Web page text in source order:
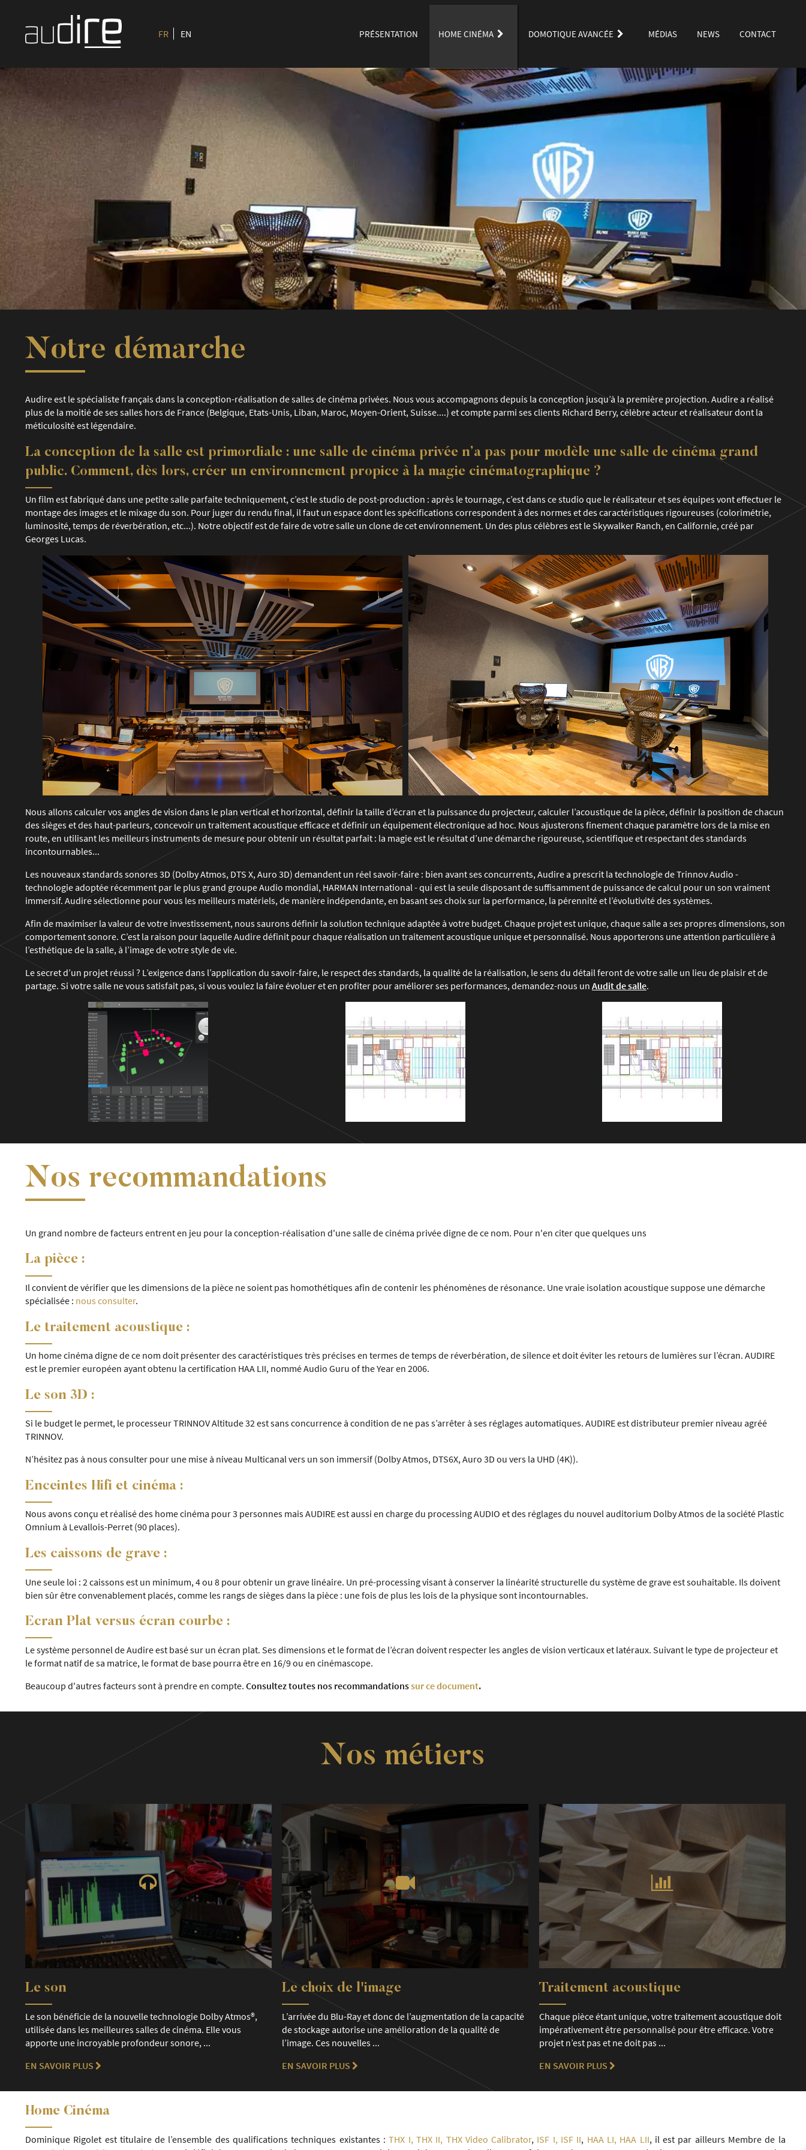
FR EN PRÉSENTATION HOME CINÉMA DOMOTIQUE AVANCÉE MÉDIAS NEWS CONTACT
Notre démarche
Audire est le spécialiste français dans la conception-réalisation de salles de cinéma privées. Nous vous accompagnons depuis la conception jusqu’à la première projection. Audire a réalisé
plus de la moitié de ses salles hors de France (Belgique, Etats-Unis, Liban, Maroc, Moyen-Orient, Suisse....) et compte parmi ses clients Richard Berry, célèbre acteur et réalisateur dont la
méticulosité est légendaire.
La conception de la salle est primordiale : une salle de cinéma privée n’a pas pour modèle une salle de cinéma grand
public. Comment, dès lors, créer un environnement propice à la magie cinématographique ?
Un film est fabriqué dans une petite salle parfaite techniquement, c’est le studio de post-production : après le tournage, c’est dans ce studio que le réalisateur et ses équipes vont effectuer le
montage des images et le mixage du son. Pour juger du rendu final, il faut un espace dont les spécifications correspondent à des normes et des caractéristiques rigoureuses (colorimétrie,
luminosité, temps de réverbération, etc...). Notre objectif est de faire de votre salle un clone de cet environnement. Un des plus célèbres est le Skywalker Ranch, en Californie, créé par
Georges Lucas.
Nous allons calculer vos angles de vision dans le plan vertical et horizontal, définir la taille d’écran et la puissance du projecteur, calculer l’acoustique de la pièce, définir la position de chacun
des sièges et des haut-parleurs, concevoir un traitement acoustique efficace et définir un équipement électronique ad hoc. Nous ajusterons finement chaque paramètre lors de la mise en
route, en utilisant les meilleurs instruments de mesure pour obtenir un résultat parfait : la magie est le résultat d’une démarche rigoureuse, scientifique et respectant des standards
incontournables...
Les nouveaux standards sonores 3D (Dolby Atmos, DTS X, Auro 3D) demandent un réel savoir-faire : bien avant ses concurrents, Audire a prescrit la technologie deTrinnov Audio -
technologie adoptée récemment par le plus grand groupe Audio mondial, HARMAN International - qui est la seule disposant de suffisamment de puissance de calcul pour un son vraiment
immersif. Audire sélectionne pour vous les meilleurs matériels, de manière indépendante, en basant ses choix sur la performance, la pérennité et l’évolutivité des systèmes.
Afin de maximiser la valeur de votre investissement, nous saurons définir la solution technique adaptée à votre budget. Chaque projet est unique, chaque salle a ses propres dimensions, son
comportement sonore. C’est la raison pour laquelle Audire définit pour chaque réalisation un traitement acoustique unique et personnalisé. Nous apporterons une attention particulière à
l’esthétique de la salle, à l’image de votre style de vie.
Le secret d’un projet réussi ? L’exigence dans l’application du savoir-faire, le respect des standards, la qualité de la réalisation, le sens du détail feront de votre salle un lieu de plaisir et de
partage. Si votre salle ne vous satisfait pas, si vous voulez la faire évoluer et en profiter pour améliorer ses performances, demandez-nous un Audit de salle.
Nos recommandations
Un grand nombre de facteurs entrent en jeu pour la conception-réalisation d'une salle de cinéma privée digne de ce nom. Pour n'en citer que quelques uns
La pièce :
Il convient de vérifier que les dimensions de la pièce ne soient pas homothétiques afin de contenir les phénomènes de résonance. Une vraie isolation acoustique suppose une démarche
spécialisée : nous consulter.
Le traitement acoustique :
Un home cinéma digne de ce nom doit présenter des caractéristiques très précises en termes de temps de réverbération, de silence et doit éviter les retours de lumières sur l’écran. AUDIRE
est le premier européen ayant obtenu la certification HAA LII, nommé Audio Guru of the Year en 2006.
Le son 3D :
Si le budget le permet, le processeur TRINNOV Altitude 32 est sans concurrence à condition de ne pas s’arrêter à ses réglages automatiques. AUDIRE est distributeur premier niveau agréé
TRINNOV.
N’hésitez pas à nous consulter pour une mise à niveau Multicanal vers un son immersif (Dolby Atmos, DTS6X, Auro 3D ou vers la UHD (4K)).
Enceintes Hifi et cinéma :
Nous avons conçu et réalisé des home cinéma pour 3 personnes mais AUDIRE est aussi en charge du processing AUDIO et des réglages du nouvel auditorium Dolby Atmos de la société Plastic
Omnium à Levallois-Perret (90 places).
Les caissons de grave :
Une seule loi : 2 caissons est un minimum, 4 ou 8 pour obtenir un grave linéaire. Un pré-processing visant à conserver la linéarité structurelle du système de grave est souhaitable. Ils doivent
bien sûr être convenablement placés, comme les rangs de sièges dans la pièce : une fois de plus les lois de la physique sont incontournables.
Ecran Plat versus écran courbe :
Le système personnel de Audire est basé sur un écran plat. Ses dimensions et le format de l’écran doivent respecter les angles de vision verticaux et latéraux. Suivant le type de projecteur et
le format natif de sa matrice, le format de base pourra être en 16/9 ou en cinémascope.
Beaucoup d'autres facteurs sont à prendre en compte. Consultez toutes nos recommandationssur ce document.
Nos métiers
Le son
Le son bénéficie de la nouvelle technologie Dolby Atmos®,
utilisée dans les meilleures salles de cinéma. Elle vous
apporte une incroyable profondeur sonore, ...
EN SAVOIR PLUS
Le choix de l'image
L’arrivée du Blu-Ray et donc de l’augmentation de la capacité
de stockage autorise une amélioration de la qualité de
l’image. Ces nouvelles ...
EN SAVOIR PLUS
Traitement acoustique
Chaque pièce étant unique, votre traitement acoustique doit
impérativement être personnalisé pour être efficace. Votre
projet n’est pas et ne doit pas ...
EN SAVOIR PLUS
Home Cinéma
Dominique Rigolet est titulaire de l’ensemble des qualifications techniques existantes :THX I, THX II, THX Video Calibrator, ISF I, ISF II, HAA LI, HAA LII, il est par ailleurs Membre de la